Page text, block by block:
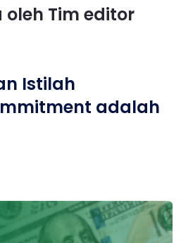
Tim editor
Istilah
adalah